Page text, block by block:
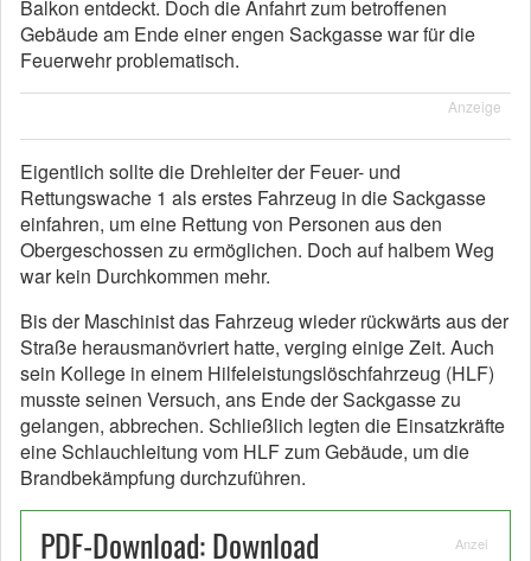
Balkon entdeckt. Doch die Anfahrt zum betroffenen
Gebäude am Ende einer engen Sackgasse war für die
Feuerwehr problematisch.
Anzeige
Eigentlich sollte die Drehleiter der Feuer- und
Rettungswache 1 als erstes Fahrzeug in die Sackgasse
einfahren, um eine Rettung von Personen aus den
Obergeschossen zu ermöglichen. Doch auf halbem Weg
war kein Durchkommen mehr.
Bis der Maschinist das Fahrzeug wieder rückwärts aus der
Straße herausmanövriert hatte, verging einige Zeit. Auch
sein Kollege in einem Hilfeleistungslöschfahrzeug (HLF)
musste seinen Versuch, ans Ende der Sackgasse zu
gelangen, abbrechen. Schließlich legten die Einsatzkräfte
eine Schlauchleitung vom HLF zum Gebäude, um die
Brandbekämpfung durchzuführen.
PDF-Download: Download
Anzei